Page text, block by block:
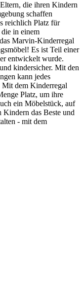
die ihren Kindern
schaffen
reichlich Platz für
in einem
Marvin-Kinderregal
Es ist Teil einer
entwickelt wurde.
kindersicher. Mit den
kann jedes
dem Kinderregal
Platz, um ihre
ein Möbelstück, auf
Kindern das Beste und
- mit dem